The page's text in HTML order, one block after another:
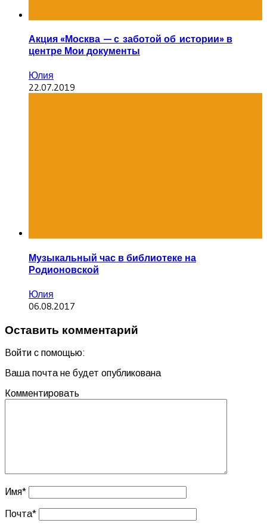
Акция «Москва — с заботой об истории» в
центре Мои документы
Юлия
22.07.2019
Музыкальный час в библиотеке на
Родионовской
Юлия
06.08.2017
Оставить комментарий
Войти с помощью:
Ваша почта не будет опубликована
Комментировать
Имя*
Почта*